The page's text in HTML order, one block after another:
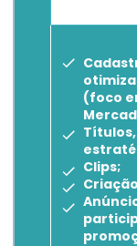
(foco
Clips;